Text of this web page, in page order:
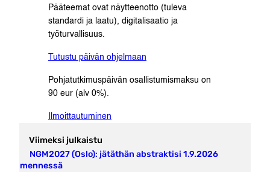
Pääteemat ovat näytteenotto (tuleva
standardi ja laatu), digitalisaatio ja
työturvallisuus.
Tutustu päivän ohjelmaan
Pohjatutkimuspäivän osallistumismaksu on
90 eur (alv 0%).
Ilmoittautuminen
Viimeksi julkaistu
NGM2027 (Oslo): jätäthän abstraktisi 1.9.2026
mennessä